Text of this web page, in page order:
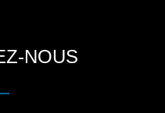
NOUS